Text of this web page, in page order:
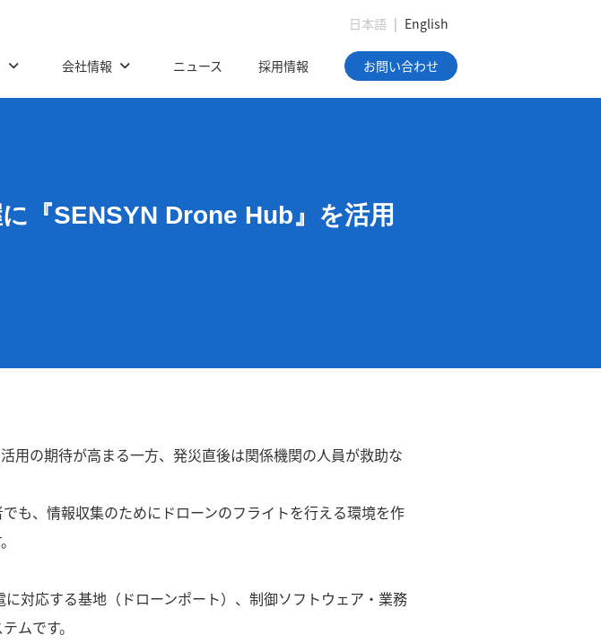
日本語 | English
会社情報 ニュース 採用情報 お問い合わせ
『SENSYN Drone Hub』を活用
用の期待が高まる一方、発災直後は関係機関の人員が救助な
も、情報収集のためにドローンのフライトを⾏える環境を作
対応する基地（ドローンポート）、制御ソフトウェア・業務
ムです。